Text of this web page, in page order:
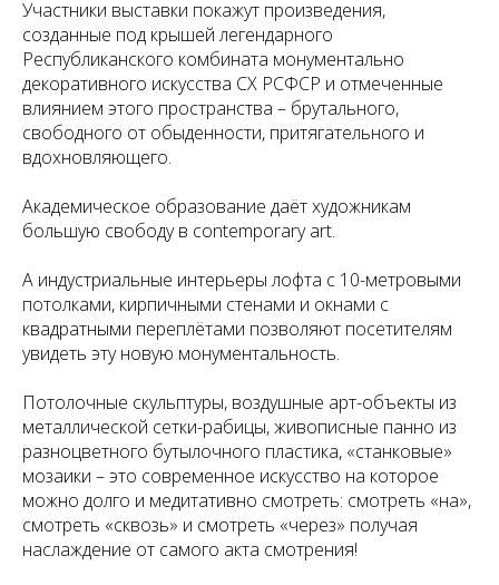
Участники выставки покажут произведения,
созданные под крышей легендарного
Республиканского комбината монументально
декоративного искусства СХ РСФСР и отмеченные
влиянием этого пространства – брутального,
свободного от обыденности, притягательного и
вдохновляющего.
Академическое образование даёт художникам
большую свободу в contemporary art.
А индустриальные интерьеры лофта с 10-метровыми
потолками, кирпичными стенами и окнами с
квадратными переплётами позволяют посетителям
увидеть эту новую монументальность.
Потолочные скульптуры, воздушные арт-объекты из
металлической сетки-рабицы, живописные панно из
разноцветного бутылочного пластика, «станковые»
мозаики – это современное искусство на которое
можно долго и медитативно смотреть: смотреть «на»,
смотреть «сквозь» и смотреть «через» получая
наслаждение от самого акта смотрения!